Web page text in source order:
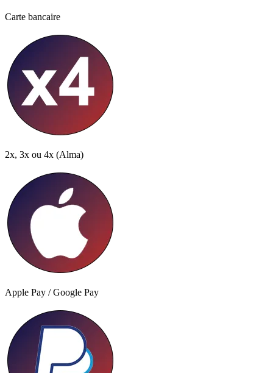
Carte bancaire
2x, 3x ou 4x (Alma)
Apple Pay / Google Pay